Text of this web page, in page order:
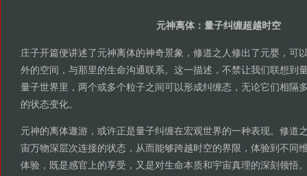
元神离体：量子纠缠超越时空
庄子开篇便讲述了元神离体的神奇景象，修道之人修出了元婴，可
外的空间，与那里的生命沟通联系。这一描述，不禁让我们联想到
量子世界里，两个或多个粒子之间可以形成纠缠态，无论它们相隔
的状态变化。
元神的离体遨游，或许正是量子纠缠在宏观世界的一种表现。修道
宙万物深层次连接的状态，从而能够跨越时空的界限，体验到不同
体验，既是感官上的享受，又是对生命本质和宇宙真理的深刻领悟